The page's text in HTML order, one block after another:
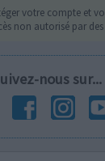
votre compte et
non autorisé par
nous sur...